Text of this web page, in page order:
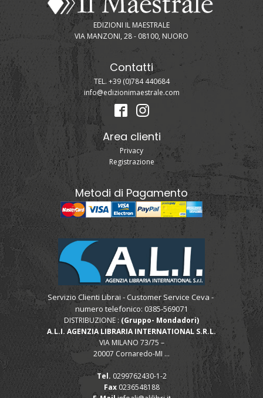
EDIZIONI IL MAESTRALE
VIA MANZONI, 28 - 08100, NUORO
Contatti
TEL. +39 (0)784 440684
info@edizionimaestrale.com
Area clienti
Privacy
Registrazione
Metodi di Pagamento
Servizio Clienti Librai - Customer Service Ceva -
numero telefonico: 0385-569071
DISTRIBUZIONE : (Gruppo- Mondadori)
A.L.I. AGENZIA LIBRARIA INTERNATIONAL S.R.L.
VIA MILANO 73/75 –
20007 Cornaredo-MI ...
Tel. 0299762430-1-2
Fax0236548188